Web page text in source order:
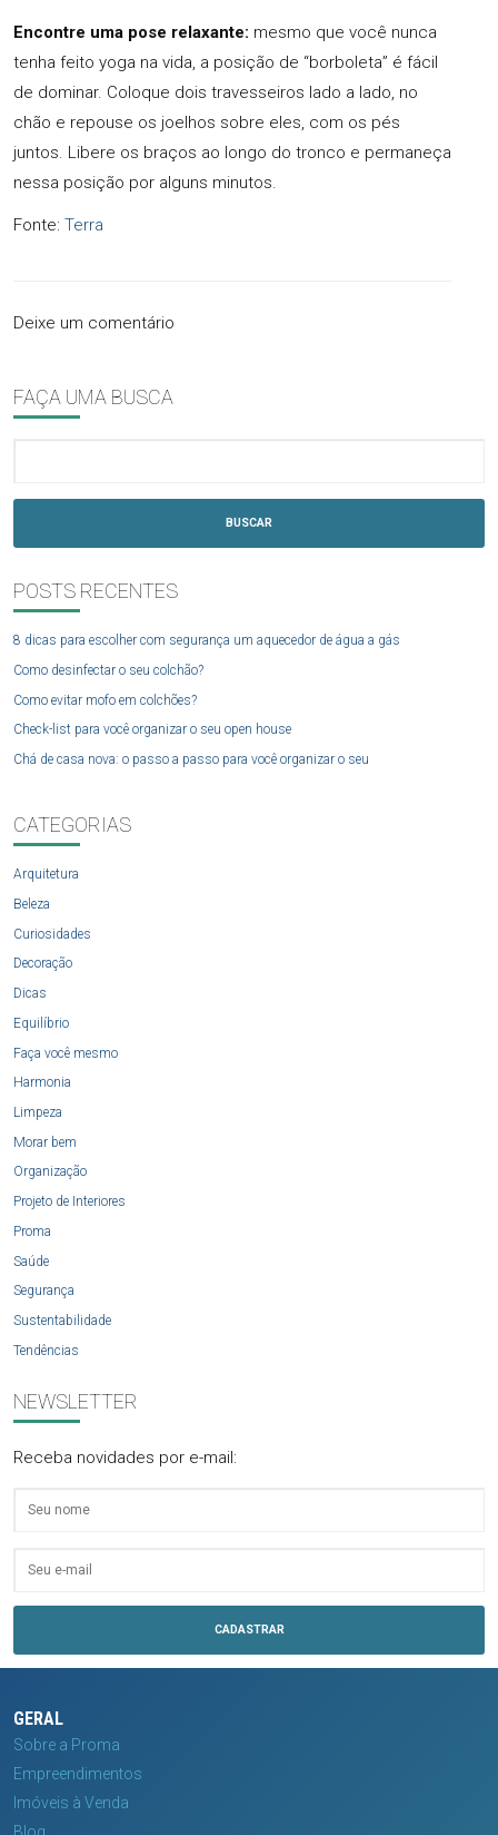
Encontre uma pose relaxante: mesmo que você nunca
tenha feito yoga na vida, a posição de “borboleta” é fácil
de dominar. Coloque dois travesseiros lado a lado, no
chão e repouse os joelhos sobre eles, com os pés
juntos. Libere os braços ao longo do tronco e permaneça
nessa posição por alguns minutos.
Fonte: Terra
Deixe um comentário
FAÇA UMA BUSCA
BUSCAR
POSTS RECENTES
8 dicas para escolher com segurança um aquecedor de água a gás
Como desinfectar o seu colchão?
Como evitar mofo em colchões?
Check-list para você organizar o seu open house
Chá de casa nova: o passo a passo para você organizar o seu
CATEGORIAS
Arquitetura
Beleza
Curiosidades
Decoração
Dicas
Equilíbrio
Faça você mesmo
Harmonia
Limpeza
Morar bem
Organização
Projeto de Interiores
Proma
Saúde
Segurança
Sustentabilidade
Tendências
NEWSLETTER
Receba novidades por e-mail:
GERAL
Sobre a Proma
Empreendimentos
Imóveis à Venda